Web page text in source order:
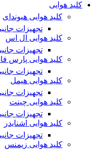
کلید هوایی
کلید هوایی هیوندای
تجهیزات
کلید هوایی ال اس
تجهیزات
کلید هوایی پارس
تجهیزات
کلید هوایی هیمل
تجهیزات
کلید هوایی چینت
تجهیزات
کلید هوایی اشنایدر
تجهیزات
کلید هوایی زیمنس